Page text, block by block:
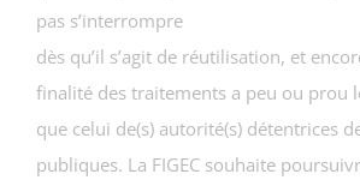
pas s’interrompre
dès qu’il s’agit de réutilisation, et
finalité des traitements a peu ou prou
que celui de(s) autorité(s) détentrices
publiques. La FIGEC souhaite